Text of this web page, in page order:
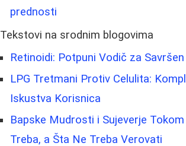
prednosti
Tekstovi na srodnim blogovima
Retinoidi: Potpuni Vodič za Savršen
LPG Tretmani Protiv Celulita:
Iskustva Korisnica
Bapske Mudrosti i Sujeverje
Treba, a Šta Ne Treba Verovati